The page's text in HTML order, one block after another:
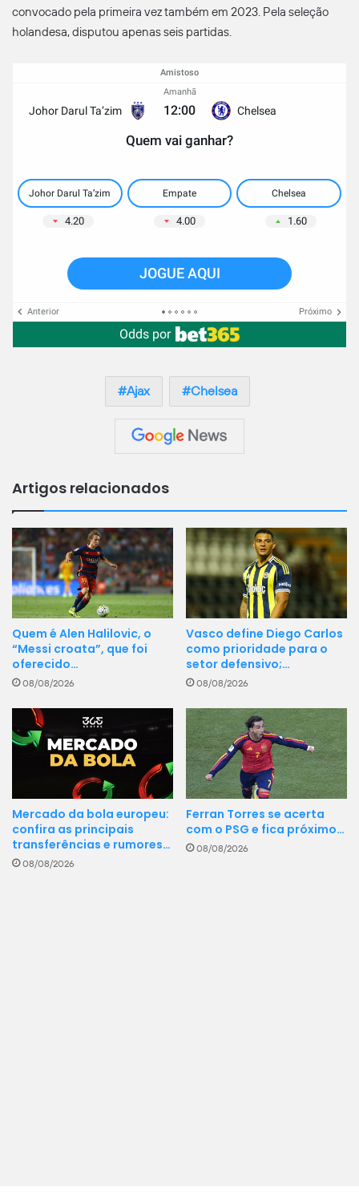
convocado pela primeira vez também em 2023. Pela seleção
holandesa, disputou apenas seis partidas.
Amistoso
Johor Darul Ta’zim
Amanhã
12:00 Chelsea
Quem vai ganhar?
Johor Darul Ta’zim Empate Chelsea
4.20 4.00 1.60
JOGUE AQUI
Anterior Próximo
Odds por
Ajax Chelsea
Artigos relacionados
Quem é Alen Halilovic, o
“Messi croata”, que foi
oferecido…
08/08/2026
Vasco define Diego Carlos
como prioridade para o
setor defensivo;…
08/08/2026
Mercado da bola europeu:
confira as principais
transferências e rumores…
08/08/2026
Ferran Torres se acerta
com o PSG e fica próximo…
08/08/2026